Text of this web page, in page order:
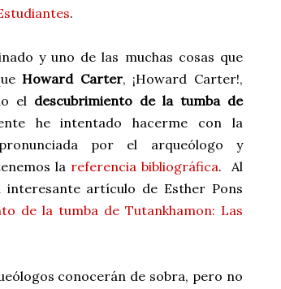
.
y uno de las muchas cosas que
Howard Carter, ¡Howard Carter!,
el descubrimiento de la tumba de
he intentado hacerme con la
por el arqueólogo y
la referencia bibliográfica. Al
interesante artículo de Esther Pons
de la tumba de Tutankhamon: Las
conocerán de sobra, pero no